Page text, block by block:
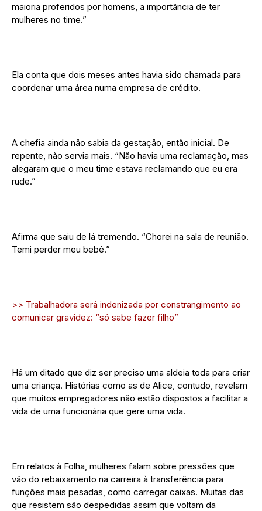
maioria proferidos por homens, a importância de ter
mulheres no time.”
Ela conta que dois meses antes havia sido chamada para
coordenar uma área numa empresa de crédito.
A chefia ainda não sabia da gestação, então inicial. De
repente, não servia mais. “Não havia uma reclamação, mas
alegaram que o meu time estava reclamando que eu era
rude.”
Afirma que saiu de lá tremendo. “Chorei na sala de reunião.
Temi perder meu bebê.”
>> Trabalhadora será indenizada por constrangimento ao
comunicar gravidez: “só sabe fazer filho”
Há um ditado que diz ser preciso uma aldeia toda para criar
uma criança. Histórias como as de Alice, contudo, revelam
que muitos empregadores não estão dispostos a facilitar a
vida de uma funcionária que gere uma vida.
Em relatos à Folha, mulheres falam sobre pressões que
vão do rebaixamento na carreira à transferência para
funções mais pesadas, como carregar caixas. Muitas das
que resistem são despedidas assim que voltam da